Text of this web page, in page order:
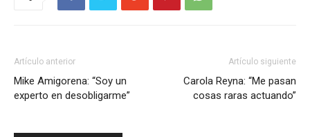
Artículo anterior
Mike Amigorena: “Soy un
experto en desobligarme”
Artículo siguiente
Carola Reyna: “Me pasan
cosas raras actuando”